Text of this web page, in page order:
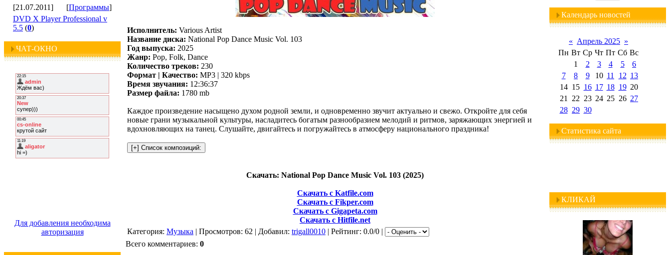
[21.07.2011] [Программы]
DVD X Player Professional v
5.5 (0)
ЧАТ-ОКНО
Для добавления необходима
авторизация
Исполнитель: Various Artist
Название диска: National Pop Dance Music Vol. 103
Год выпуска: 2025
Жанр: Pop, Folk, Dance
Количество треков: 230
Формат | Качество: MP3 | 320 kbps
Время звучания: 12:36:37
Размер файла: 1780 mb
Каждое произведение насыщено духом родной земли, и одновременно звучит актуально и свежо. Откройте для себя
новые грани музыкальной культуры, насладитесь богатым разнообразием мелодий и ритмов, заряжающих энергией и
вдохновляющих на танец. Слушайте, двигайтесь и погружайтесь в атмосферу национального праздника!
Скачать: National Pop Dance Music Vol. 103 (2025)
Скачать с Katfile.com
Скачать с Fikper.com
Скачать с Gigapeta.com
Скачать с Hitfile.net
Категория: Музыка | Просмотров: 62 | Добавил: trigall0010 | Рейтинг: 0.0/0 |
Всего комментариев: 0
Календарь новостей
« Апрель 2025 »
Пн Вт Ср Чт Пт Сб Вс
1
2 3 4 5
6
7
8 9 10 11 12 13
14 15 16 17 18 19 20
21
22 23 24 25 26 27
28 29 30
Статистика сайта
КЛИКАЙ